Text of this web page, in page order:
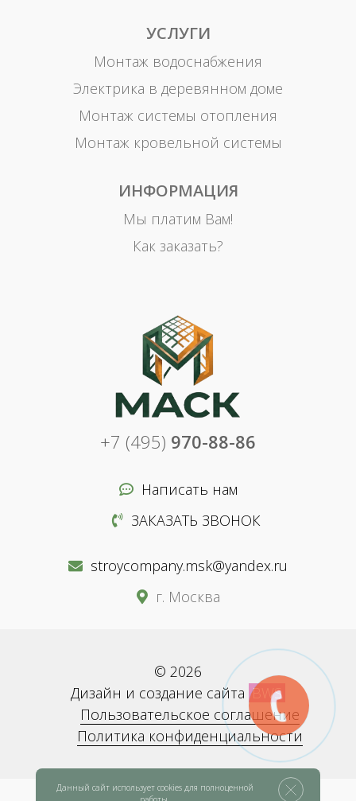
УСЛУГИ
Монтаж водоснабжения
Электрика в деревянном доме
Монтаж системы отопления
Монтаж кровельной системы
ИНФОРМАЦИЯ
Мы платим Вам!
Как заказать?
+7 (495) 970-88-86
Написать нам
ЗАКАЗАТЬ ЗВОНОК
stroycompany.msk@yandex.ru
г. Москва
© 2026
Дизайн и создание сайта BWS
Пользовательское соглашение
Политика конфиденциальности
Данный сайт использует cookies для полноценной